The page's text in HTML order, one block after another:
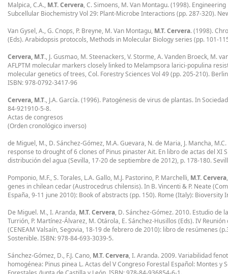
Malpica, C.A., M.T. Cervera, C. Simoens, M. Van Montagu. (1998).
Subcellular Biochemistry Vol 29: Plant-Microbe Interactions (pp. 287-320).
Van Gysel, A., G. Cnops, P. Breyne, M. Van Montagu, M.T. Cervera. (1998).
(Eds). Arabidopsis protocols, Methods in Molecular Biology series (pp. 101-
Cervera, M.T., J. Gusmao, M. Steenackers, V. Storme, A. Vanden Broeck, M.
AFLPTM molecular markers closely linked to Melampsora larici-populina
molecular genetics of trees, Col. Forestry Sciences Vol 49 (pp. 205-210).
ISBN: 978-0792-3417-96
Cervera, M.T., J.A. García. (1996). Patogénesis de virus de plantas. In
84-921910-5-8.
Actas de congresos
(Orden cronológico inverso)
de Miguel, M., D. Sánchez-Gómez, M.A. Guevara, N. de Maria, J. Mancha,
response to drought of 6 clones of Pinus pinaster Ait. En libro de actas del
distribución del agua (Sevilla, 17-20 de septiembre de 2012), p. 178-180.
Pomponio, M.F., S. Torales, L.A. Gallo, M.J. Pastorino, P. Marchelli, M.T. Cervera
genes in chilean cedar (Austrocedrus chilensis). In B. Vincenti & P. Neate
España, 9-11 june 2010): Book of abstracts (pp. 150). Rome (Italy):
De Miguel. M., I. Aranda, M.T. Cervera, D. Sánchez-Gómez. 2010. Estudio
Turrión, P. Martínez-Álvarez, M. Otárola, E. Sánchez-Husillos (Eds). IV
(CENEAM Valsaín, Segovia, 18-19 de febrero de 2010): libro de resúmenes
Sostenible. ISBN: 978-84-693-3039-5.
Sánchez-Gómez, D., F.J. Cano, M.T. Cervera, I. Aranda. 2009. Variabilidad
homogénea: Pinus pinea L. Actas del V Congreso Forestal Español: Montes